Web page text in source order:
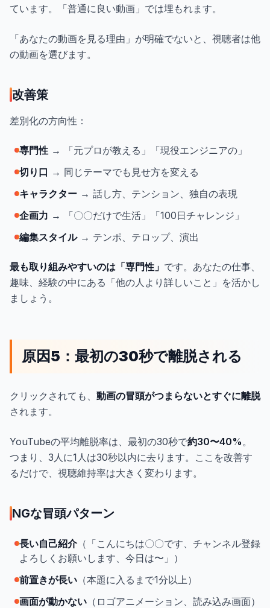
ています。「普通に良い動画」では埋もれます。
「あなたの動画を見る理由」が明確でないと、視聴者は他
の動画を選びます。
改善策
差別化の方向性：
専門性 → 「元プロが教える」「現役エンジニアの」
切り口 → 同じテーマでも見せ方を変える
キャラクター → 話し方、テンション、独自の表現
企画力 → 「〇〇だけで生活」「100日チャレンジ」
編集スタイル→ テンポ、テロップ、演出
最も取り組みやすいのは「専門性」 です。あなたの仕事、
趣味、経験の中にある「他の人より詳しいこと」を活かし
ましょう。
原因5：最初の30秒で離脱される
クリックされても、 動画の冒頭がつまらないとすぐに離脱
されます。
YouTubeの平均離脱率は、最初の30秒で約30〜40%。
つまり、3人に1人は30秒以内に去ります。ここを改善す
るだけで、視聴維持率は大きく変わります。
NGな冒頭パターン
長い自己紹介（「こんにちは〇〇です、チャンネル登録
よろしくお願いします、今日は〜」）
前置きが長い （本題に入るまで1分以上）
画面が動かない （ロゴアニメーション、読み込み画面）